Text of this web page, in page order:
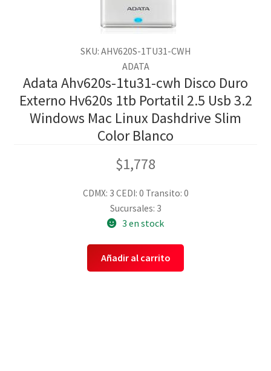
SKU: AHV620S-1TU31-CWH
ADATA
Adata Ahv620s-1tu31-cwh Disco Duro
Externo Hv620s 1tb Portatil 2.5 Usb 3.2
Windows Mac Linux Dashdrive Slim
Color Blanco
$1,778
CDMX: 3 CEDI: 0 Transito: 0
Sucursales: 3
3 en stock
Añadir al carrito